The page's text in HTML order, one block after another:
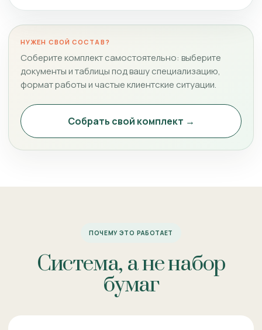
НУЖЕН СВОЙ СОСТАВ?
Соберите комплект самостоятельно: выберите
документы и таблицы под вашу специализацию,
формат работы и частые клиентские ситуации.
Собрать свой комплект →
ПОЧЕМУ ЭТО РАБОТАЕТ
Система, а не набор
бумаг